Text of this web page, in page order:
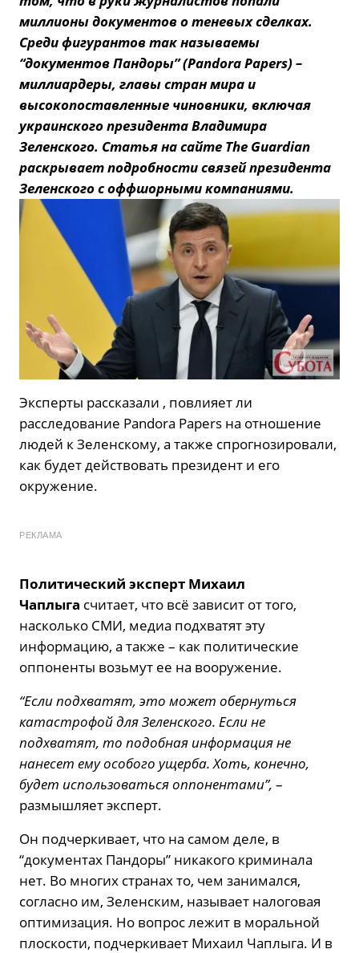
миллионы документов о теневых сделках.
Среди фигурантов так называемы
“документов Пандоры” (Pandora Papers) –
миллиардеры, главы стран мира и
высокопоставленные чиновники, включая
украинского президента Владимира
Зеленского. Статья на сайте The Guardian
раскрывает подробности связей президента
Зеленского с оффшорными компаниями.
Эксперты рассказали , повлияет ли
расследование Pandora Papers на отношение
людей к Зеленскому, а также спрогнозировали,
как будет действовать президент и его
окружение.
РЕКЛАМА
Политический эксперт Михаил
Чаплыга считает, что всё зависит от того,
насколько СМИ, медиа подхватят эту
информацию, а также – как политические
оппоненты возьмут ее на вооружение.
“Если подхватят, это может обернуться
катастрофой для Зеленского. Если не
подхватят, то подобная информация не
нанесет ему особого ущерба. Хоть, конечно,
будет использоваться оппонентами”, –
размышляет эксперт.
Он подчеркивает, что на самом деле, в
“документах Пандоры” никакого криминала
нет. Во многих странах то, чем занимался,
согласно им, Зеленским, называет налоговая
оптимизация. Но вопрос лежит в моральной
плоскости, подчеркивает Михаил Чаплыга. И в